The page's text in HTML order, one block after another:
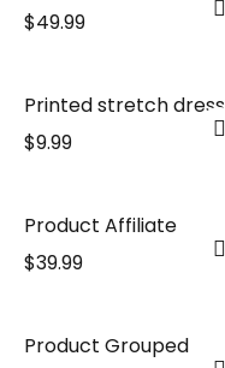
$49.99
Printed stretch dress
$9.99
Product Affiliate
$39.99
Product Grouped